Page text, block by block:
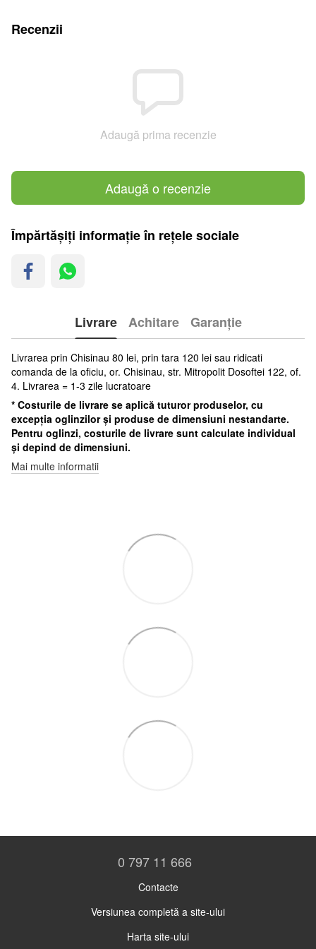
Recenzii
Adaugă prima recenzie
Adaugă o recenzie
Împărtășiți informație în rețele sociale
Livrare Achitare Garanție
Livrarea prin Chisinau 80 lei, prin tara 120 lei sau ridicati
comanda de la oficiu, or. Chisinau, str. Mitropolit Dosoftei 122, of.
4. Livrarea = 1-3 zile lucratoare
* Costurile de livrare se aplică tuturor produselor, cu
excepția oglinzilor și produse de dimensiuni nestandarte.
Pentru oglinzi, costurile de livrare sunt calculate individual
și depind de dimensiuni.
Mai multe informatii
0 797 11 666
Contacte
Versiunea completă a site-ului
Harta site-ului